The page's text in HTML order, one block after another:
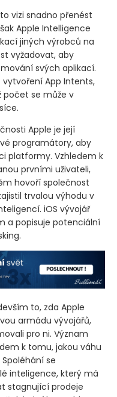
vizi snadno přenést
Apple Intelligence
jiných výrobců na
vyžadovat, aby
svých aplikací.
App Intents,
počet se může v
Apple je její
programátory, aby
platformy. Vzhledem k
prvními uživateli,
hovoří společnost
trvalou výhodu v
iOS vývojář
a popisuje potenciální
to, zda Apple
armádu vývojářů,
pro ni. Význam
k tomu, jakou váhu
se
inteligence, který má
stagnující prodeje